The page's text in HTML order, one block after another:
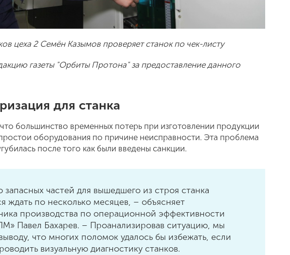
цеха 2 Семён Казымов проверяет станок по чек-листу
газеты "Орбиты Протона" за предоставление данного
для станка
большинство временных потерь при изготовлении продукции
оборудования по причине неисправности. Эта проблема
после того как были введены санкции.
запасных частей для вышедшего из строя станка
ждать по несколько месяцев, – объясняет
производства по операционной эффективности
Павел Бахарев. – Проанализировав ситуацию, мы
что многих поломок удалось бы избежать, если
визуальную диагностику станков.